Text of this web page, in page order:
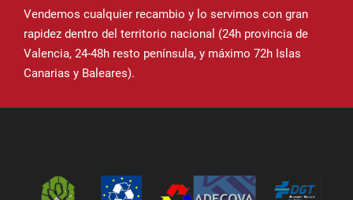
Vendemos cualquier recambio y lo servimos con gran
rapidez dentro del territorio nacional (24h provincia de
Valencia, 24-48h resto península, y máximo 72h Islas
Canarias y Baleares).